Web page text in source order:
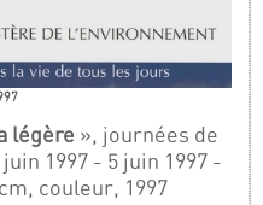
légère », journées de
1997 - 5 juin 1997 -
couleur, 1997